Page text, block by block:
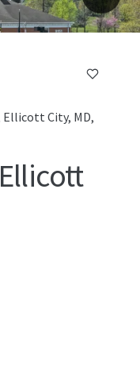
City, MD,